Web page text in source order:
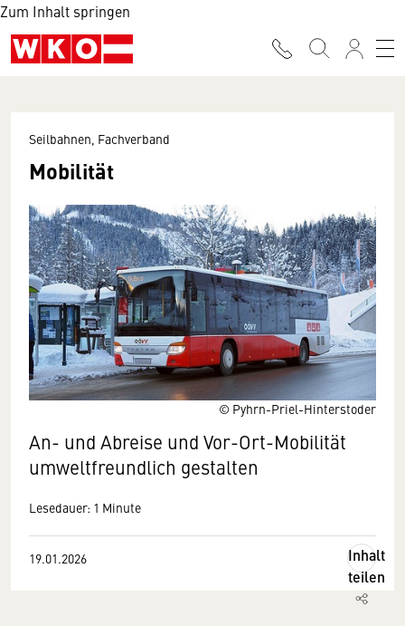
Zum Inhalt springen
© Pyhrn-Priel-Hinterstoder
Seilbahnen, Fachverband
Mobilität
An- und Abreise und Vor-Ort-Mobilität
umweltfreundlich gestalten
Lesedauer: 1 Minute
19.01.2026
Inhalt
teilen